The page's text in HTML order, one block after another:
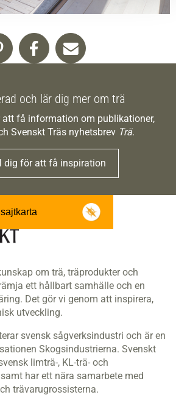
och lär dig mer om trä
få information om publikationer,
Svenskt Träs nyhetsbrev Trä.
dig för att få inspiration
om trä, träprodukter och
ett hållbart samhälle och en
Det gör vi genom att inspirera,
utveckling.
svensk sågverksindustri och är en
Skogsindustrierna. Svenskt
limträ-, KL-trä- och
har ett nära samarbete med
trävarugrossisterna.